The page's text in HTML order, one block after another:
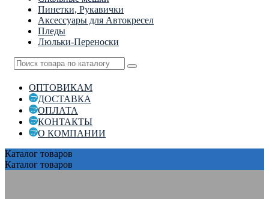
Пинетки, Рукавички
Аксессуары для Автокресел
Пледы
Люльки-Переноски
ОПТОВИКАМ
ДОСТАВКА
ОПЛАТА
КОНТАКТЫ
О КОМПАНИИ
Каталог товаров
Каталог товаров